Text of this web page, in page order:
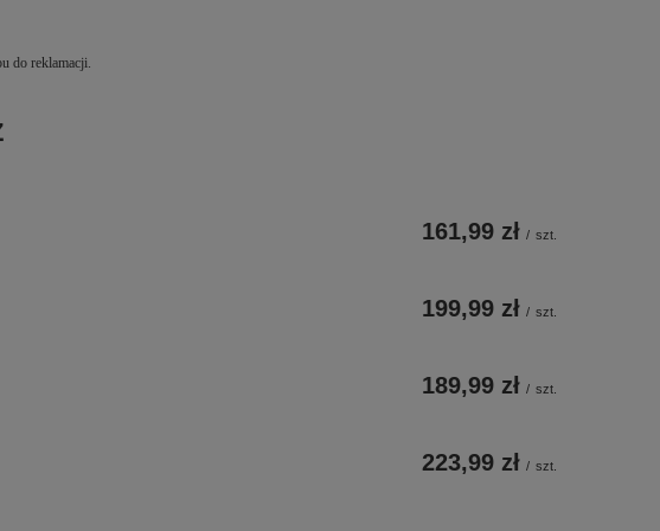
do reklamacji.
161,99 zł / szt.
199,99 zł / szt.
189,99 zł / szt.
223,99 zł / szt.